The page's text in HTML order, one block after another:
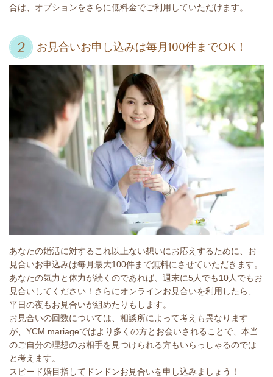
合は、オプションをさらに低料金でご利用していただけます。
お見合いお申し込みは毎月100件までOK！
あなたの婚活に対するこれ以上ない想いにお応えするために、お
見合いお申込みは毎月最大100件まで無料にさせていただきます。
あなたの気力と体力が続くのであれば、週末に5人でも10人でもお
見合いしてください！さらにオンラインお見合いを利用したら、
平日の夜もお見合いが組めたりもします。
お見合いの回数については、相談所によって考えも異なります
が、YCM mariageではより多くの方とお会いされることで、本当
のご自分の理想のお相手を見つけられる方もいらっしゃるのでは
と考えます。
スピード婚目指してドンドンお見合いを申し込みましょう！